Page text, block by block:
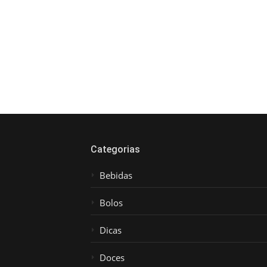
Categorias
Bebidas
Bolos
Dicas
Doces